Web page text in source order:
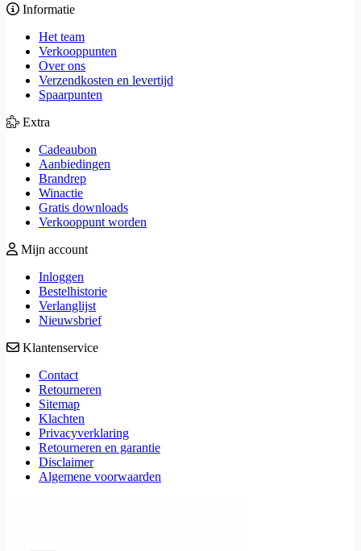
Informatie
Het team
Verkooppunten
Over ons
Verzendkosten en levertijd
Spaarpunten
Extra
Cadeaubon
Aanbiedingen
Brandrep
Winactie
Gratis downloads
Verkooppunt worden
Mijn account
Inloggen
Bestelhistorie
Verlanglijst
Nieuwsbrief
Klantenservice
Contact
Retourneren
Sitemap
Klachten
Privacyverklaring
Retourneren en garantie
Disclaimer
Algemene voorwaarden